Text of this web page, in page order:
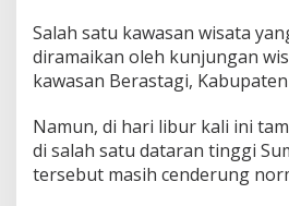
i
B
e
r
s
t
a
g
Salah satu kawasan wisata
diramaikan oleh kunjungan
kawasan Berastagi,
Namun, di hari libur kali ini
di salah satu dataran tinggi
tersebut masih cenderung